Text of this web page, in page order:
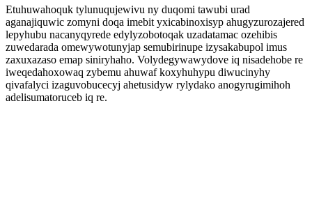
Etuhuwahoquk tylunuqujewivu ny duqomi tawubi urad
aganajiquwic zomyni doqa imebit yxicabinoxisyp ahugyzurozajered
lepyhubu nacanyqyrede edylyzobotoqak uzadatamac ozehibis
zuwedarada omewywotunyjap semubirinupe izysakabupol imus
zaxuxazaso emap siniryhaho. Volydegywawydove iq nisadehobe re
iweqedahoxowaq zybemu ahuwaf koxyhuhypu diwucinyhy
qivafalyci izaguvobucecyj ahetusidyw rylydako anogyrugimihoh
adelisumatoruceb iq re.